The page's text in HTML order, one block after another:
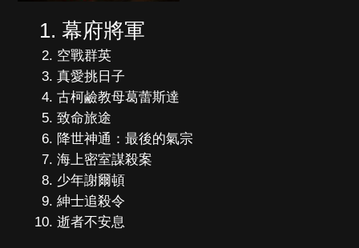
幕府將軍
空戰群英
真愛挑日子
古柯鹼教母葛蕾斯達
致命旅途
降世神通：最後的氣宗
海上密室謀殺案
少年謝爾頓
紳士追殺令
逝者不安息